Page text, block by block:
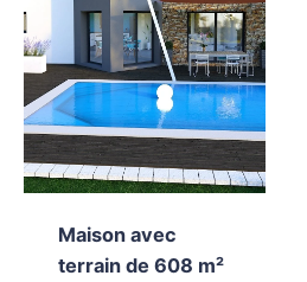
Maison avec
terrain de 608 m²